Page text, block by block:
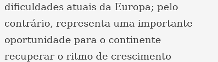
dificuldades atuais da Europa; pelo
contrário, representa uma importante
oportunidade para o continente
recuperar o ritmo de crescimento